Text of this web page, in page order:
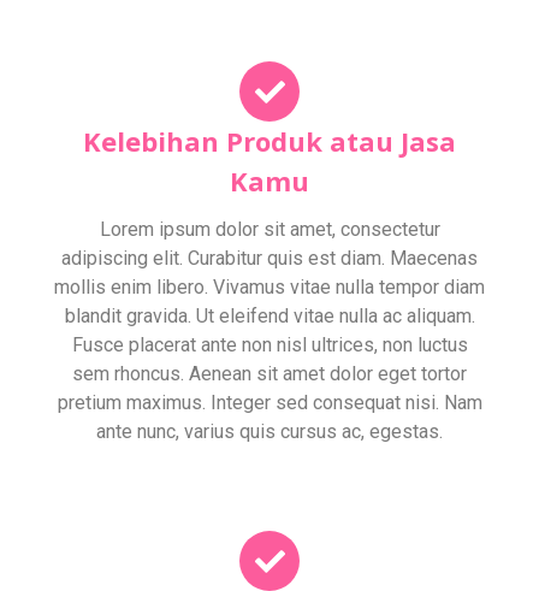
Kelebihan Produk atau Jasa
Kamu
Lorem ipsum dolor sit amet, consectetur
adipiscing elit. Curabitur quis est diam. Maecenas
mollis enim libero. Vivamus vitae nulla tempor diam
blandit gravida. Ut eleifend vitae nulla ac aliquam.
Fusce placerat ante non nisl ultrices, non luctus
sem rhoncus. Aenean sit amet dolor eget tortor
pretium maximus. Integer sed consequat nisi. Nam
ante nunc, varius quis cursus ac, egestas.